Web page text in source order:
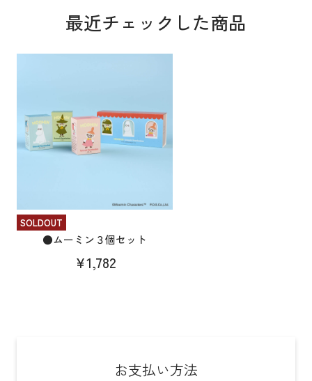
最近チェックした商品
SOLDOUT
●ムーミン３個セット
¥1,782
お支払い方法